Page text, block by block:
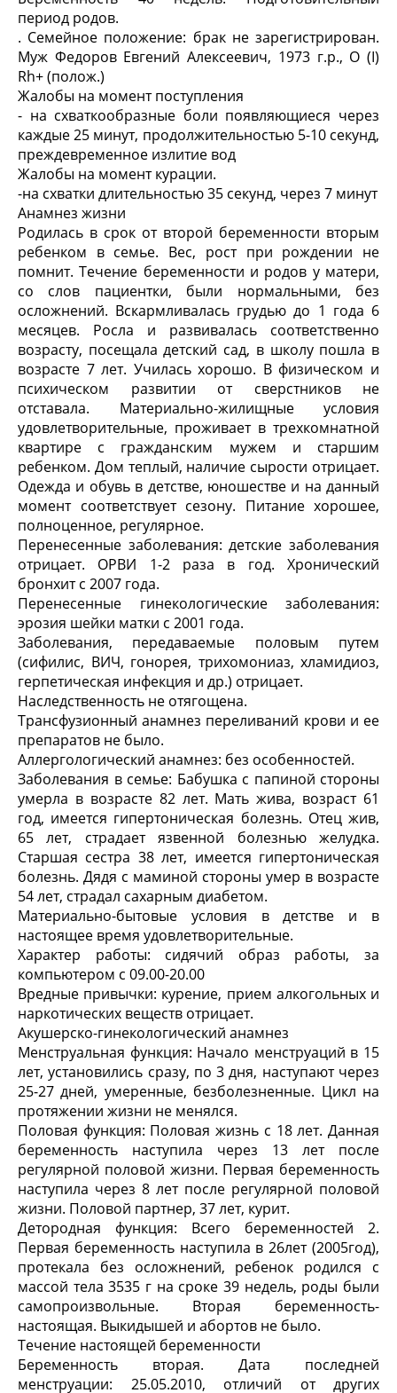
период родов.
. Семейное положение: брак не зарегистрирован.
Муж Федоров Евгений Алексеевич, 1973 г.р., О (I)
Rh+ (полож.)
Жалобы на момент поступления
- на схваткообразные боли появляющиеся через
каждые 25 минут, продолжительностью 5-10 секунд,
преждевременное излитие вод
Жалобы на момент курации.
-на схватки длительностью 35 секунд, через 7 минут
Анамнез жизни
Родилась в срок от второй беременности вторым
ребенком в семье. Вес, рост при рождении не
помнит. Течение беременности и родов у матери,
со слов пациентки, были нормальными, без
осложнений. Вскармливалась грудью до 1 года 6
месяцев. Росла и развивалась соответственно
возрасту, посещала детский сад, в школу пошла в
возрасте 7 лет. Училась хорошо. В физическом и
психическом развитии от сверстников не
отставала. Материально-жилищные условия
удовлетворительные, проживает в трехкомнатной
квартире с гражданским мужем и старшим
ребенком. Дом теплый, наличие сырости отрицает.
Одежда и обувь в детстве, юношестве и на данный
момент соответствует сезону. Питание хорошее,
полноценное, регулярное.
Перенесенные заболевания: детские заболевания
отрицает. ОРВИ 1-2 раза в год. Хронический
бронхит с 2007 года.
Перенесенные гинекологические заболевания:
эрозия шейки матки с 2001 года.
Заболевания, передаваемые половым путем
(сифилис, ВИЧ, гонорея, трихомониаз, хламидиоз,
герпетическая инфекция и др.) отрицает.
Наследственность не отягощена.
Трансфузионный анамнез переливаний крови и ее
препаратов не было.
Аллергологический анамнез: без особенностей.
Заболевания в семье: Бабушка с папиной стороны
умерла в возрасте 82 лет. Мать жива, возраст 61
год, имеется гипертоническая болезнь. Отец жив,
65 лет, страдает язвенной болезнью желудка.
Старшая сестра 38 лет, имеется гипертоническая
болезнь. Дядя с маминой стороны умер в возрасте
54 лет, страдал сахарным диабетом.
Материально-бытовые условия в детстве и в
настоящее время удовлетворительные.
Характер работы: сидячий образ работы, за
компьютером с 09.00-20.00
Вредные привычки: курение, прием алкогольных и
наркотических веществ отрицает.
Акушерско-гинекологический анамнез
Менструальная функция: Начало менструаций в 15
лет, установились сразу, по 3 дня, наступают через
25-27 дней, умеренные, безболезненные. Цикл на
протяжении жизни не менялся.
Половая функция: Половая жизнь с 18 лет. Данная
беременность наступила через 13 лет после
регулярной половой жизни. Первая беременность
наступила через 8 лет после регулярной половой
жизни. Половой партнер, 37 лет, курит.
Детородная функция: Всего беременностей 2.
Первая беременность наступила в 26лет (2005год),
протекала без осложнений, ребенок родился с
массой тела 3535 г на сроке 39 недель, роды были
самопроизвольные. Вторая беременность-
настоящая. Выкидышей и абортов не было.
Течение настоящей беременности
Беременность вторая. Дата последней
менструации: 25.05.2010, отличий от других